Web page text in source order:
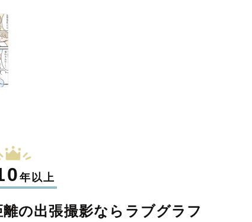
年以上
の出張撮影なら ラブグラフ